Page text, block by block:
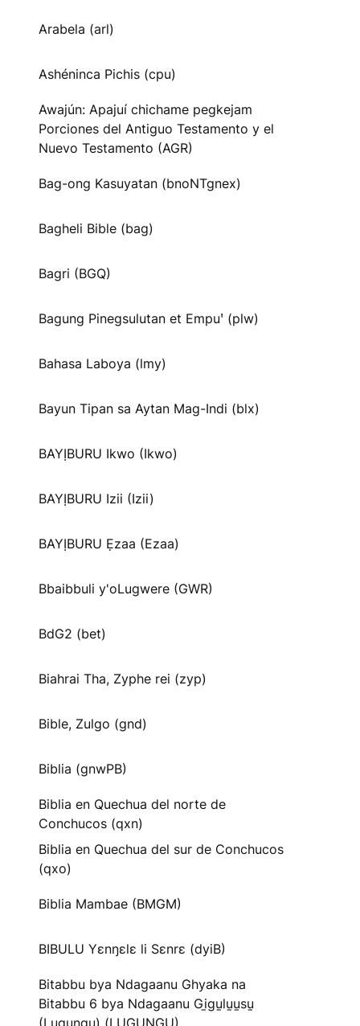
Arabela (arl)
Ashéninca Pichis (cpu)
Awajún: Apajuí chichame pegkejam
Porciones del Antiguo Testamento y el
Nuevo Testamento (AGR)
Bag-ong Kasuyatan (bnoNTgnex)
Bagheli Bible (bag)
Bagri (BGQ)
Bagung Pinegsulutan et Empuꞌ (plw)
Bahasa Laboya (lmy)
Bayun Tipan sa Aytan Mag-Indi (blx)
BAYỊBURU Ikwo (Ikwo)
BAYỊBURU Izii (Izii)
BAYỊBURU Ẹzaa (Ezaa)
Bbaibbuli y'oLugwere (GWR)
BdG2 (bet)
Biahrai Tha, Zyphe rei (zyp)
Bible, Zulgo (gnd)
Biblia (gnwPB)
Biblia en Quechua del norte de
Conchucos (qxn)
Biblia en Quechua del sur de Conchucos
(qxo)
Biblia Mambae (BMGM)
BIBULU Yɛnŋɛlɛ li Sɛnrɛ (dyiB)
Bitabbu bya Ndagaanu Ghyaka na
Bitabbu 6 bya Ndagaanu Gi̱gu̱lu̱u̱su̱
(Lugungu) (LUGUNGU)